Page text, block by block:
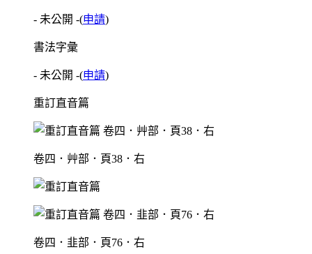
- 未公開 -(申請)
書法字彙
- 未公開 -(申請)
重訂直音篇
卷四．艸部．頁38．右
卷四．韭部．頁76．右